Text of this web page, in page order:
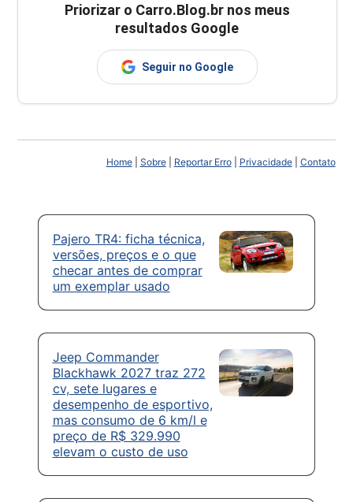
Priorizar o Carro.Blog.br nos meus
resultados Google
Seguir no Google
Home| Sobre| Reportar Erro| Privacidade| Contato
Pajero TR4: ficha técnica,
versões, preços e o que
checar antes de comprar
um exemplar usado
Jeep Commander
Blackhawk 2027 traz 272
cv, sete lugares e
desempenho de esportivo,
mas consumo de 6 km/l e
preço de R$ 329.990
elevam o custo de uso